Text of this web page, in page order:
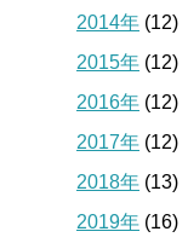
2014年 (12)
2015年 (12)
2016年 (12)
2017年 (12)
2018年 (13)
2019年 (16)